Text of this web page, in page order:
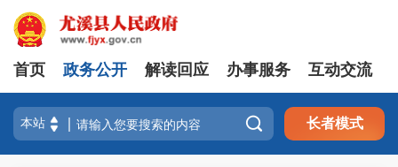
首页 政务公开 解读回应 办事服务 互动交流
 长者模式